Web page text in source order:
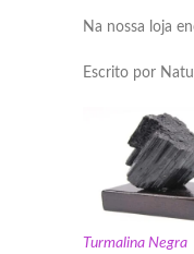
Na nossa loja
Escrito por
Turmalina Negra